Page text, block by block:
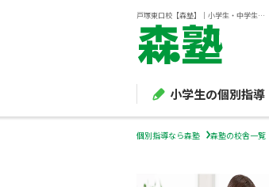
戸塚東口校【森塾】｜小学生・中学生・高校生の個別指導塾・学習塾
小学生の個別指導
個別指導なら森塾 森塾の校舎一覧